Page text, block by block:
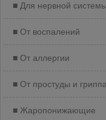
Для нервной
От воспалений
От аллергии
От простуды и гриппа
Жаропонижающие